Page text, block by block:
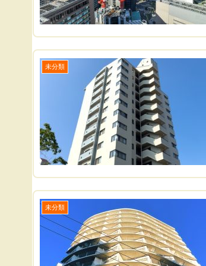
未分類
未分類